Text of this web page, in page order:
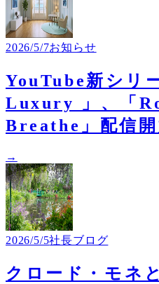
2026/5/7お知らせ
YouTube新シリ
Luxury 」、「
Breathe」配信
→
2026/5/5社長ブログ
クロード・モネ